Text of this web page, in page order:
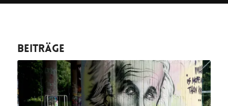
Beiträge